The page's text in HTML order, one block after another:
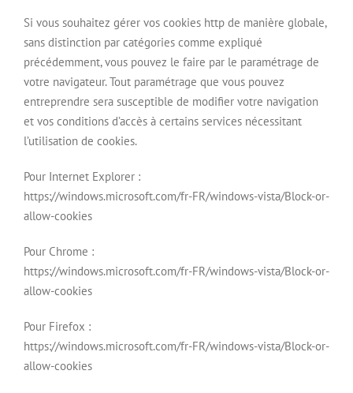
Si vous souhaitez gérer vos cookies http de manière globale,
sans distinction par catégories comme expliqué
précédemment, vous pouvez le faire par le paramétrage de
votre navigateur. Tout paramétrage que vous pouvez
entreprendre sera susceptible de modifier votre navigation
et vos conditions d’accès à certains services nécessitant
l’utilisation de cookies.
Pour Internet Explorer :
https://windows.microsoft.com/fr-FR/windows-vista/Block-or-
allow-cookies
Pour Chrome :
https://windows.microsoft.com/fr-FR/windows-vista/Block-or-
allow-cookies
Pour Firefox :
https://windows.microsoft.com/fr-FR/windows-vista/Block-or-
allow-cookies